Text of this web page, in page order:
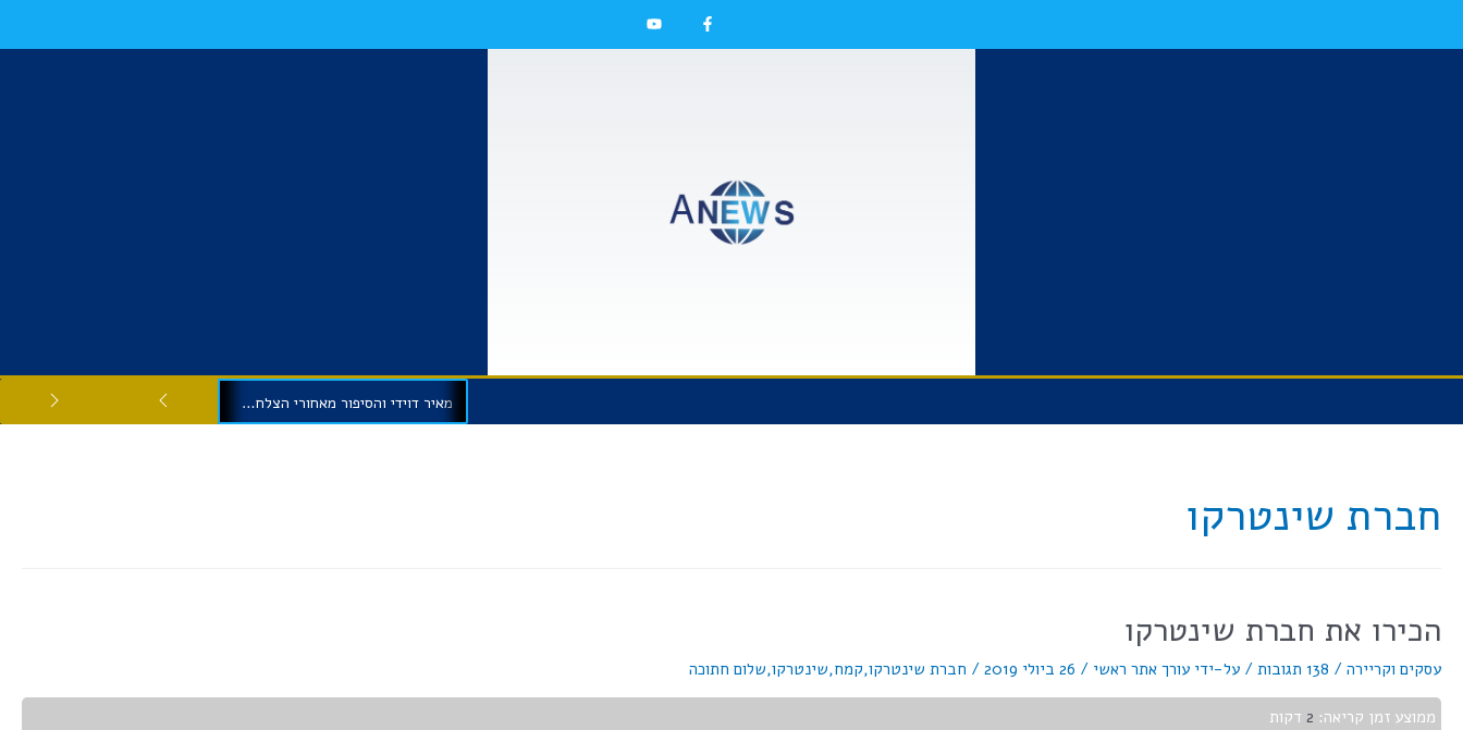
מאיר דוידי והסיפור מאחורי הצלחתה של ניצנים אחזקות ופיננסים
חברת שינטרקו
הכירו את חברת שינטרקו
עסקים וקריירה / 138 תגובות / על-ידי עורך אתר ראשי / 26 ביולי 2019 / חברת שינטרקו,קמח,שינטרקו,שלום חתוכה
ממוצע זמן קריאה: 2 דקות